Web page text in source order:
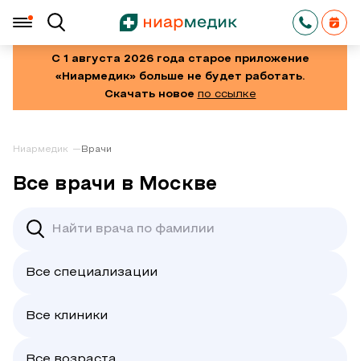
С 1 августа 2026 года старое приложение
«Ниармедик» больше не будет работать.
Скачать новое по ссылке
Ниармедик Врачи
Все врачи в Москве